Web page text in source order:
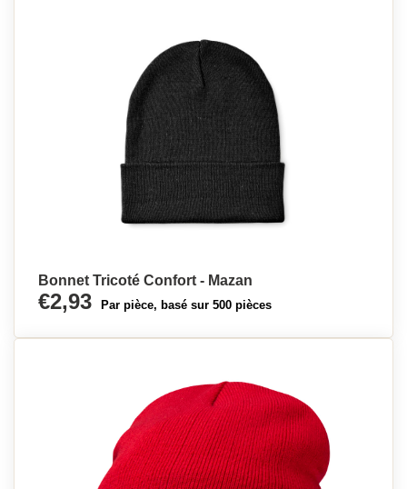
Bonnet Tricoté Confort - Mazan
€2,93 Par pièce, basé sur 500 pièces